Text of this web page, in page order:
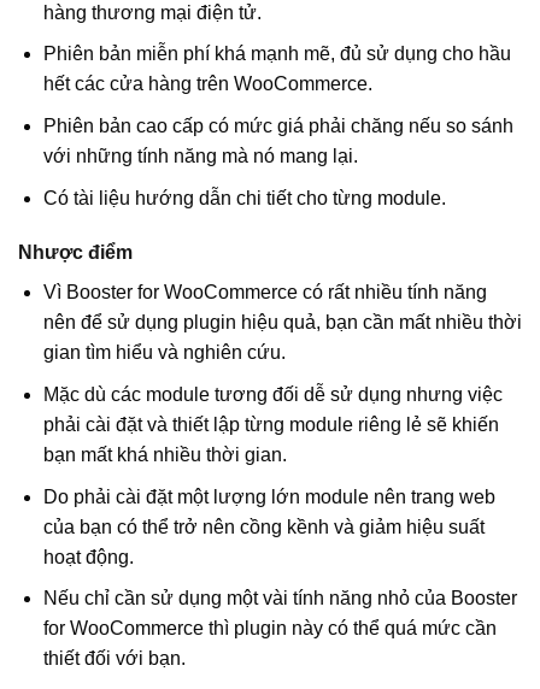
hàng thương mại điện tử.
Phiên bản miễn phí khá mạnh mẽ, đủ sử dụng cho hầu
hết các cửa hàng trên WooCommerce.
Phiên bản cao cấp có mức giá phải chăng nếu so sánh
với những tính năng mà nó mang lại.
Có tài liệu hướng dẫn chi tiết cho từng module.
Nhược điểm
Vì Booster for WooCommerce có rất nhiều tính năng
nên để sử dụng plugin hiệu quả, bạn cần mất nhiều thời
gian tìm hiểu và nghiên cứu.
Mặc dù các module tương đối dễ sử dụng nhưng việc
phải cài đặt và thiết lập từng module riêng lẻ sẽ khiến
bạn mất khá nhiều thời gian.
Do phải cài đặt một lượng lớn module nên trang web
của bạn có thể trở nên cồng kềnh và giảm hiệu suất
hoạt động.
Nếu chỉ cần sử dụng một vài tính năng nhỏ của Booster
for WooCommerce thì plugin này có thể quá mức cần
thiết đối với bạn.